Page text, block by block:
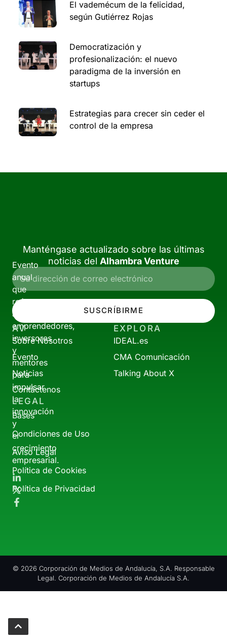
El vademécum de la felicidad,
según Gutiérrez Rojas
Democratización y
profesionalización: el nuevo
paradigma de la inversión en
startups
Estrategias para crecer sin ceder el
control de la empresa
Evento
anual
que
reúne
a
emprendedores,
inversores
y
mentores
para
impulsar
la
innovación
y
el
crecimiento
empresarial.
Manténgase actualizado sobre las últimas
noticias del Alhambra Venture
SUSCRÍBIRME
AV
Sobre Nosotros
Evento
Noticias
Contáctenos
EXPLORA
IDEAL.es
CMA Comunicación
Talking About X
LEGAL
Bases
Condiciones de Uso
Aviso Legal
Política de Cookies
Política de Privacidad
© 2026 Corporación de Medios de Andalucía, S.A. Responsable
Legal. Corporación de Medios de Andalucía S.A.